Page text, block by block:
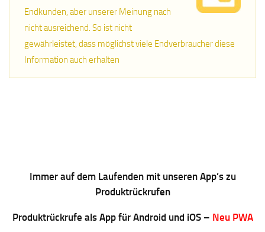
Endkunden, aber unserer Meinung nach
nicht ausreichend. So ist nicht
gewährleistet, dass möglichst viele Endverbraucher diese
Information auch erhalten
Immer auf dem Laufenden mit unseren App’s zu
Produktrückrufen
Produktrückrufe als App für Android und iOS – Neu PWA